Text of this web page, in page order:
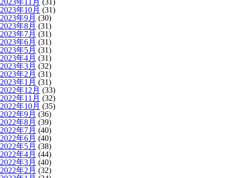
2023年11月 (31)
2023年10月 (31)
2023年9月 (30)
2023年8月 (31)
2023年7月 (31)
2023年6月 (31)
2023年5月 (31)
2023年4月 (31)
2023年3月 (32)
2023年2月 (31)
2023年1月 (31)
2022年12月 (33)
2022年11月 (32)
2022年10月 (35)
2022年9月 (36)
2022年8月 (39)
2022年7月 (40)
2022年6月 (40)
2022年5月 (38)
2022年4月 (44)
2022年3月 (40)
2022年2月 (32)